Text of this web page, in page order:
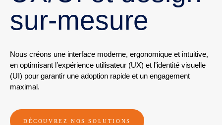
sur-mesure
Nous créons une interface moderne, ergonomique et intuitive,
en optimisant l’expérience utilisateur (UX) et l’identité visuelle
(UI) pour garantir une adoption rapide et un engagement
maximal.
DÉCOUVREZ NOS SOLUTIONS